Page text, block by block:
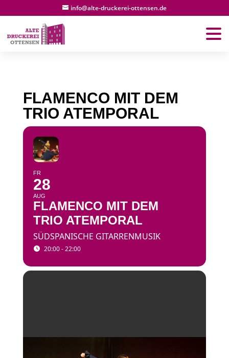
info@alte-druckerei-ottensen.de
FLAMENCO MIT DEM
TRIO ATEMPORAL
FR
28
AUG
FLAMENCO MIT DEM
TRIO ATEMPORAL
SÜDSPANISCHE GITARRENMUSIK
20:00 - 22:00